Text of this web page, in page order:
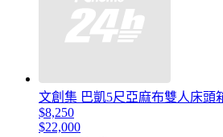
文創集 巴凱5尺亞麻布雙人床頭
$8,250
$22,000